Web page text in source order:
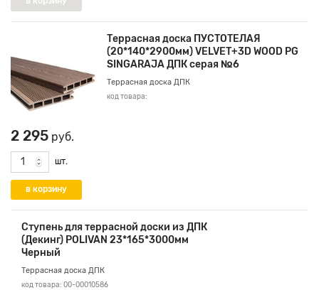
Террасная доска ПУСТОТЕЛАЯ
(20*140*2900мм) VELVET+3D WOOD PG
SINGARAJA ДПК серая №6
Террасная доска ДПК
код товара:
2 295 руб.
шт.
Ступень для террасной доски из ДПК
(Декинг) POLIVAN 23*165*3000мм
Черный
Террасная доска ДПК
код товара: 00-00010586